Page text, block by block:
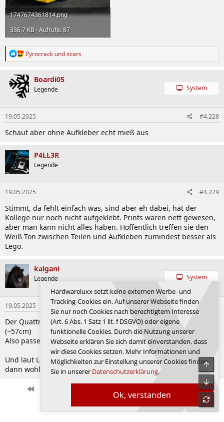
1747674361814.png
336,7 KB · Aufrufe: 87
R
k
t
i
o
n
e
n
:
Pyrocrack undscars
Boardi05
Legende System
19.05.2025 #4.228
Schaut aber ohne Aufkleber echt mieß aus
P4LL3R
Legende
19.05.2025 #4.229
Stimmt, da fehlt einfach was, sind aber eh dabei, hat der
Kollege nur noch nicht aufgeklebt. Prints wären nett gewesen,
aber man kann nicht alles haben. Hoffentlich treffen sie den
Weiß-Ton zwischen Teilen und Aufkleben zumindest besser als
Lego.
kalgani
Legende System
19.05.2025
Der Quattro ist 4,24 (müsste 53 lang sein) und der Chiron 4,54
(~57cm)
Also passen bei einem (oder gar beiden) die Maße gar nicht.
Und laut Lego ist deren Chiron 56cm, damit ist der Quattro
dann wohl eher 1:6 als 1:8
Erste Letzte
Anmelden, um zu antworten.
Ok, verstanden
Hardwareluxx setzt keine externen Werbe- und
Tracking-Cookies ein. Auf unserer Webseite finden
Sie nur noch Cookies nach berechtigtem Interesse
(Art. 6 Abs. 1 Satz 1 lit. f DSGVO) oder eigene
funktionelle Cookies. Durch die Nutzung unserer
Webseite erklären Sie sich damit einverstanden, dass
wir diese Cookies setzen. Mehr Informationen und
Möglichkeiten zur Einstellung unserer Cookies finden
Sie in unserer Datenschutzerklärung.